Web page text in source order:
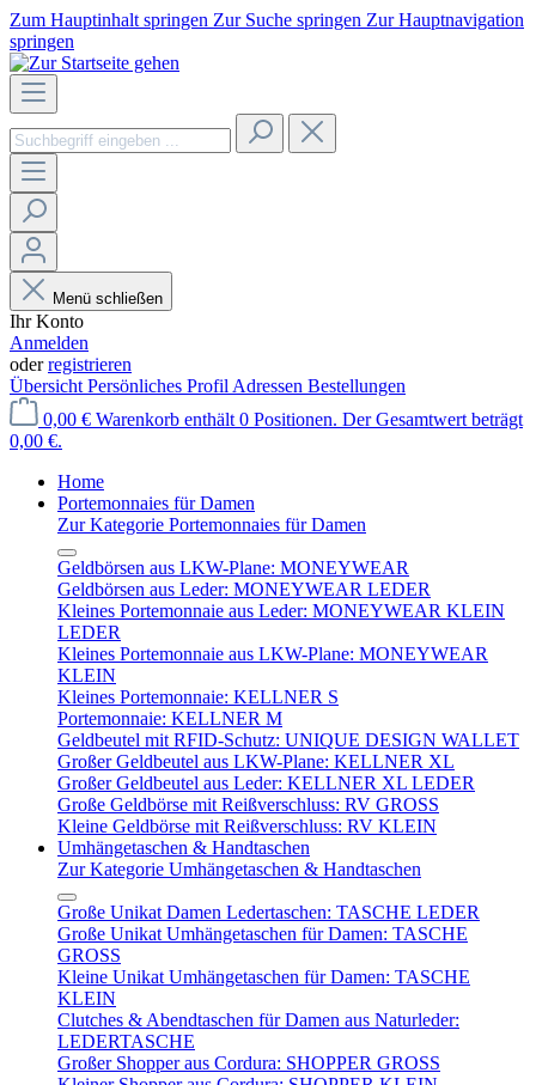
Zum Hauptinhalt springen Zur Suche springen Zur Hauptnavigation
springen
Menü schließen
Ihr Konto
Anmelden
oderregistrieren
Übersicht Persönliches Profil Adressen Bestellungen
0,00 € Warenkorb enthält 0 Positionen. Der Gesamtwert beträgt
0,00 €.
Home
Portemonnaies für Damen
Zur Kategorie Portemonnaies für Damen
Geldbörsen aus LKW-Plane: MONEYWEAR
Geldbörsen aus Leder: MONEYWEAR LEDER
Kleines Portemonnaie aus Leder: MONEYWEAR KLEIN
LEDER
Kleines Portemonnaie aus LKW-Plane: MONEYWEAR
KLEIN
Kleines Portemonnaie: KELLNER S
Portemonnaie: KELLNER M
Geldbeutel mit RFID-Schutz: UNIQUE DESIGN WALLET
Großer Geldbeutel aus LKW-Plane: KELLNER XL
Großer Geldbeutel aus Leder: KELLNER XL LEDER
Große Geldbörse mit Reißverschluss: RV GROSS
Kleine Geldbörse mit Reißverschluss: RV KLEIN
Umhängetaschen & Handtaschen
Zur Kategorie Umhängetaschen & Handtaschen
Große Unikat Damen Ledertaschen: TASCHE LEDER
Große Unikat Umhängetaschen für Damen: TASCHE
GROSS
Kleine Unikat Umhängetaschen für Damen: TASCHE
KLEIN
Clutches & Abendtaschen für Damen aus Naturleder:
LEDERTASCHE
Großer Shopper aus Cordura: SHOPPER GROSS